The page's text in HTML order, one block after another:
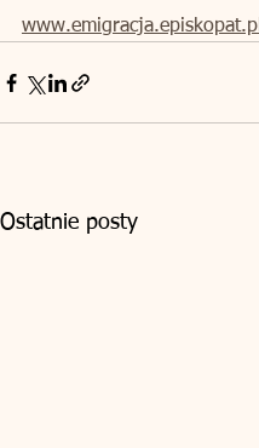
www.emigracja.episkopat.pl
Ostatnie posty